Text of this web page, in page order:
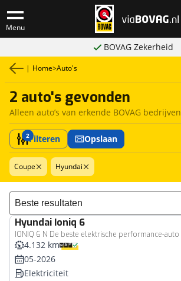
Menu
BOVAG Zekerheid
| Home>Auto's
2 auto's gevonden
Alleen auto’s van erkende BOVAG bedrijven
2Filteren Opslaan
Coupe Hyundai
Sorteer resultaten
Hyundai Ioniq 6
4.132 km
05-2026
Elektriciteit